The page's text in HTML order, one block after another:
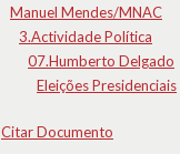
Manuel Mendes/MNAC
3.Actividade Política
07.Humberto Delgado
Eleições Presidenciais
Citar Documento